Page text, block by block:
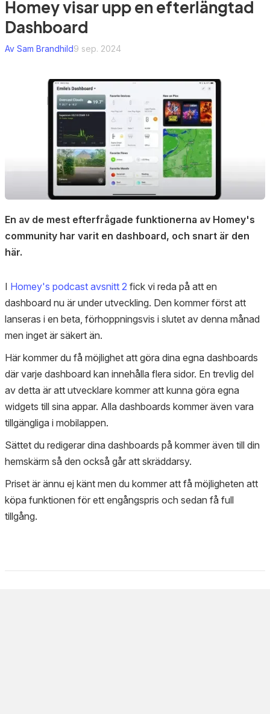
Homey visar upp en efterlängtad
Dashboard
Av Sam Brandhild9 sep. 2024
En av de mest efterfrågade funktionerna av Homey's
community har varit en dashboard, och snart är den
här.
I Homey's podcast avsnitt 2 fick vi reda på att en
dashboard nu är under utveckling. Den kommer först att
lanseras i en beta, förhoppningsvis i slutet av denna månad
men inget är säkert än.
Här kommer du få möjlighet att göra dina egna dashboards
där varje dashboard kan innehålla flera sidor. En trevlig del
av detta är att utvecklare kommer att kunna göra egna
widgets till sina appar. Alla dashboards kommer även vara
tillgängliga i mobilappen.
Sättet du redigerar dina dashboards på kommer även till din
hemskärm så den också går att skräddarsy.
Priset är ännu ej känt men du kommer att få möjligheten att
köpa funktionen för ett engångspris och sedan få full
tillgång.